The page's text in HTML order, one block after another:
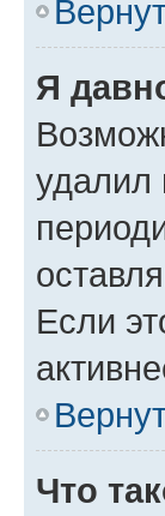
Я
удалил
Если
Что